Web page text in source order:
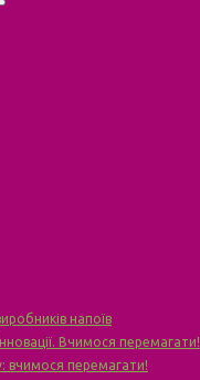
напоїв
Вчимося перемагати!
вчимося перемагати!